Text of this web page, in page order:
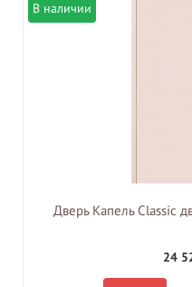
В наличии
Дверь Капель Classic
24